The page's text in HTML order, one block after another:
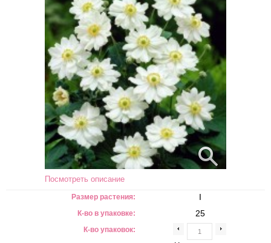
Посмотреть описание
Размер растения:
К-во в упаковке:
К-во упаковок:
I
25